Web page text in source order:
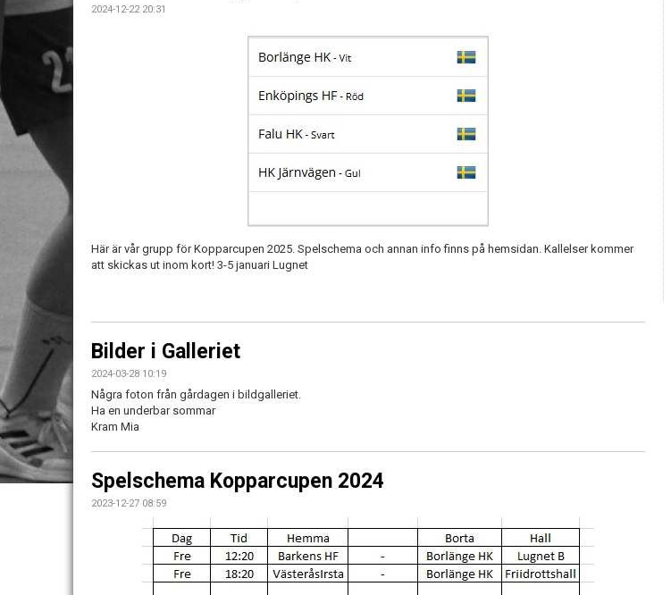
2024-12-22 20:31
Här är vår grupp för Kopparcupen 2025. Spelschema och annan info finns på hemsidan. Kallelser kommer
att skickas ut inom kort! 3-5 januari Lugnet
Bilder i Galleriet
2024-03-28 10:19
Några foton från gårdagen i bildgalleriet.
Ha en underbar sommar
Kram Mia
Spelschema Kopparcupen 2024
2023-12-27 08:59